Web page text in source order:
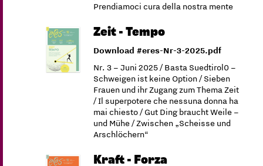
Prendiamoci cura della nostra mente
Zeit - Tempo
Download #eres-Nr-3-2025.pdf
Nr. 3 – Juni 2025 / Basta Suedtirol0 –
Schweigen ist keine Option / Sieben
Frauen und ihr Zugang zum Thema Zeit
/ Il superpotere che nessuna donna ha
mai chiesto / Gut Ding braucht Weile –
und Mühe / Zwischen „Scheisse und
Arschlöchern“
Kraft - Forza